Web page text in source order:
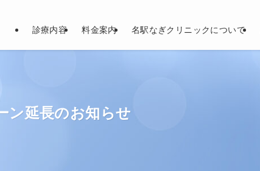
診療内容 料金案内 名駅なぎクリニックについて
ン延長のお知らせ